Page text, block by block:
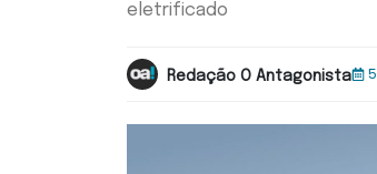
eletrificado
Redação O Antagonista